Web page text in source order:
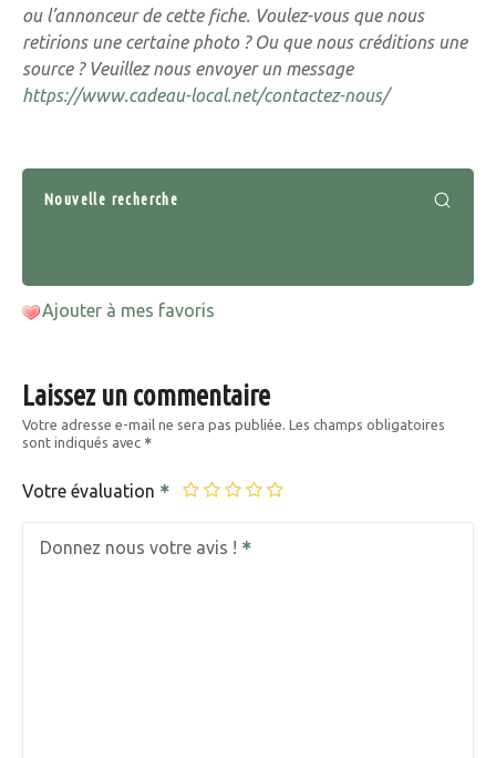
ou l’annonceur de cette fiche. Voulez-vous que nous
retirions une certaine photo ? Ou que nous créditions une
source ? Veuillez nous envoyer un message
https://www.cadeau-local.net/contactez-nous/
Nouvelle recherche
Ajouter à mes favoris
Laissez un commentaire
Votre adresse e-mail ne sera pas publiée. Les champs obligatoires
sont indiqués avec
Votre évaluation
Donnez nous votre avis !